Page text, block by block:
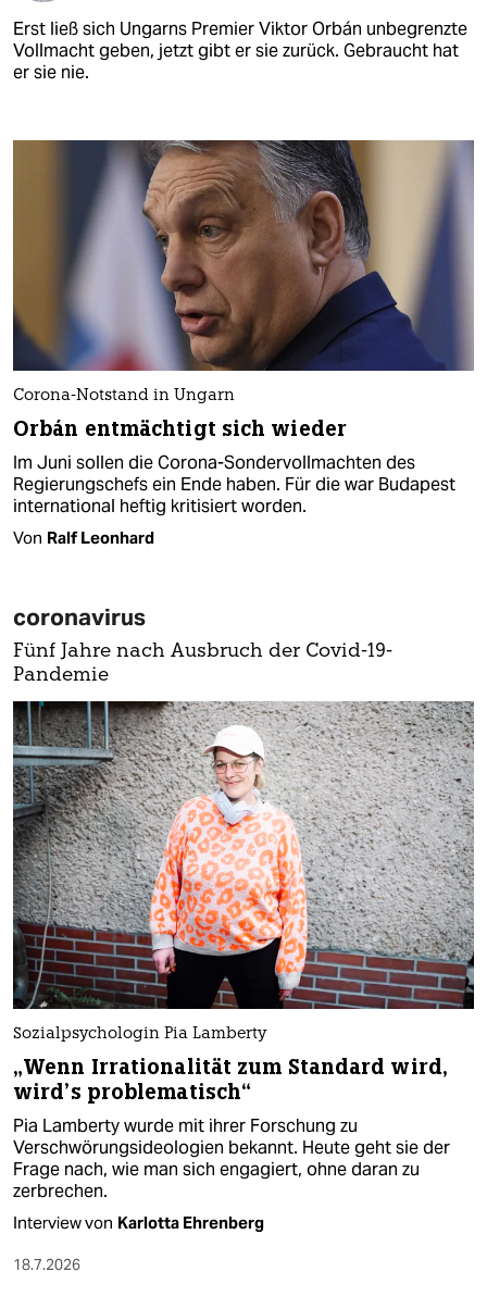
Erst ließ sich Ungarns Premier Viktor Orbán unbegrenzte
Vollmacht geben, jetzt gibt er sie zurück. Gebraucht hat
er sie nie.
Corona-Notstand in Ungarn
Orbán entmächtigt sich wieder
Im Juni sollen die Corona-Sondervollmachten des
Regierungschefs ein Ende haben. Für die war Budapest
international heftig kritisiert worden.
Von Ralf Leonhard
coronavirus
Fünf Jahre nach Ausbruch der Covid-19-
Pandemie
Sozialpsychologin Pia Lamberty
„Wenn Irrationalität zum Standard wird,
wird’s problematisch“
Pia Lamberty wurde mit ihrer Forschung zu
Verschwörungsideologien bekannt. Heute geht sie der
Frage nach, wie man sich engagiert, ohne daran zu
zerbrechen.
Interview von Karlotta Ehrenberg
18.7.2026